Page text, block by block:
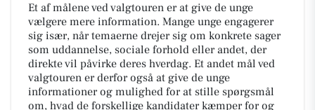
Et af målene ved valgtouren er at give de unge
vælgere mere information. Mange unge engagerer
sig især, når temaerne drejer sig om konkrete sager
som uddannelse, sociale forhold eller andet, der
direkte vil påvirke deres hverdag. Et andet mål ved
valgtouren er derfor også at give de unge
informationer og mulighed for at stille spørgsmål
om, hvad de forskellige kandidater kæmper for og